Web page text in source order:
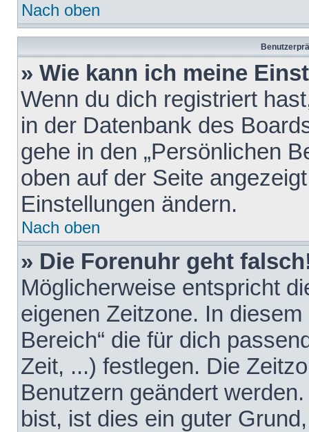
Nach oben
» Wie kann ich meine
Wenn du dich registriert
in der Datenbank des
gehe in den „Persönlichen
oben auf der Seite
Einstellungen ändern.
Nach oben
» Die Forenuhr geht
Möglicherweise entspricht
eigenen Zeitzone. In
Bereich“ die für dich
Zeit, ...) festlegen. Die
Benutzern geändert
bist, ist dies ein guter